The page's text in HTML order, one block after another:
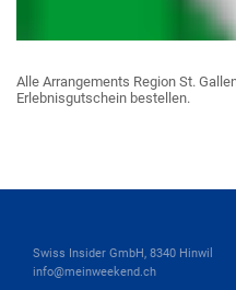
Alle Arrangements Region St.
Erlebnisgutschein bestellen.
Swiss Insider GmbH, 8340 Hinwil
info@meinweekend.ch